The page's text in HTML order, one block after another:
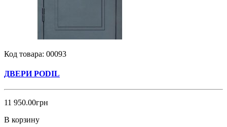
Код товара: 00093
ДВЕРИ PODIL
11 950.00грн
В корзину